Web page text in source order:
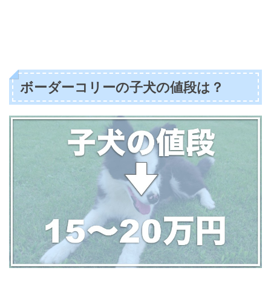
ボーダーコリーの子犬の値段は？